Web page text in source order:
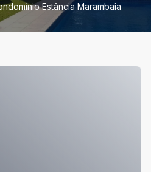
Estância Marambaia